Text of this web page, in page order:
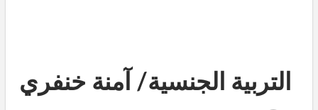
التربية الجنسية/ آمنة خنفري